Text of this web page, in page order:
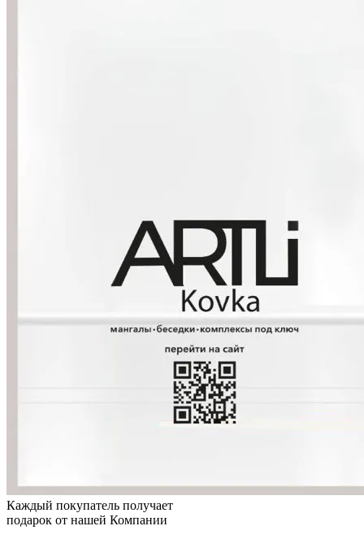
Каждый покупатель получает
подарок от нашей Компании